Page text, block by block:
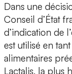
Dans une
Conseil d’État
d’indication de
est utilisé en
alimentaires
Lactalis, la plus